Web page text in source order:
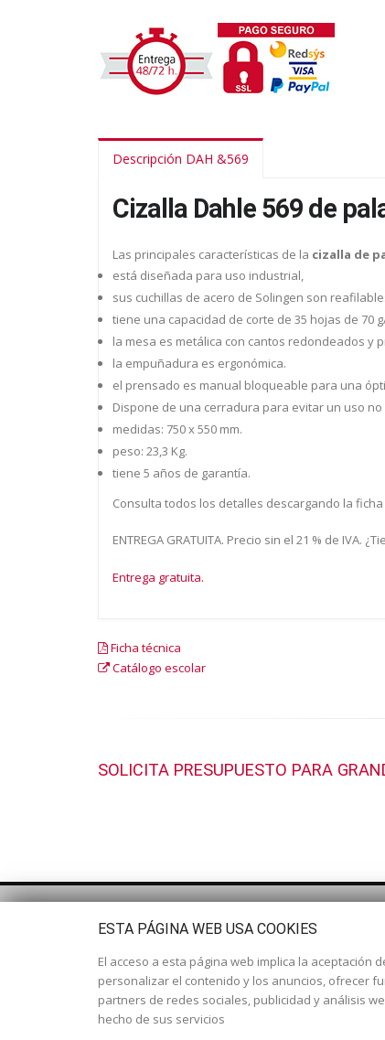
Descripción DAH &569
Cizalla Dahle 569 de
Las principales características de la cizalla de
está diseñada para uso industrial,
sus cuchillas de acero de Solingen son
tiene una capacidad de corte de 35 hojas de 70
la mesa es metálica con cantos redondeados y
la empuñadura es ergonómica.
el prensado es manual bloqueable para una
Dispone de una cerradura para evitar un uso
medidas: 750 x 550 mm.
peso: 23,3 Kg.
tiene 5 años de garantía.
Consulta todos los detalles descargando la
ENTREGA GRATUITA. Precio sin el 21 % de
Entrega gratuita.
Ficha técnica
Catálogo escolar
SOLICITA PRESUPUESTO PARA
ESTA PÁGINA WEB USA COOKIES
El acceso a esta página web implica la aceptación
personalizar el contenido y los anuncios, ofrecer
partners de redes sociales, publicidad y análisis
hecho de sus servicios